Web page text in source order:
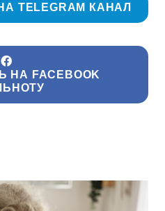
TELEGRAM КАНАЛ
НА FACEBOOK